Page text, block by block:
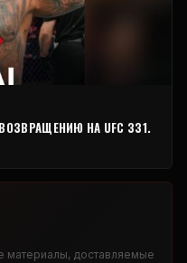
НА UFC 331.
материалы, доставляемые